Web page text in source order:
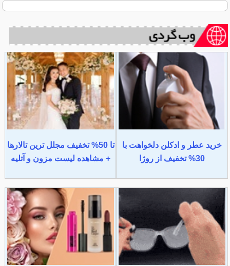
خرید عطر و ادکلن دلخواهت با
30% تخفیف از روژا
تا 50% تخفیف مجلل ترین تالارها
+ مشاهده لیست مزون و آتلیه